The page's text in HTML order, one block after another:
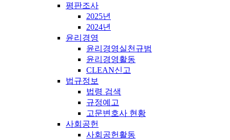
평판조사
2025년
2024년
윤리경영
윤리경영실천규범
윤리경영활동
CLEAN신고
법규정보
법령 검색
규정예고
고문변호사 현황
사회공헌
사회공헌활동